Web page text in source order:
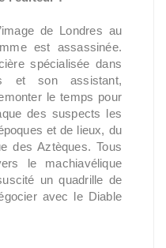
de Londres au
est assassinée.
spécialisée dans
et son assistant,
le temps pour
des suspects les
et de lieux, du
des Aztèques. Tous
le machiavélique
un quadrille de
avec le Diable